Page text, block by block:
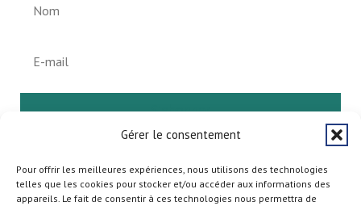
Gérer le consentement
Pour offrir les meilleures expériences, nous utilisons des technologies
telles que les cookies pour stocker et/ou accéder aux informations des
appareils. Le fait de consentir à ces technologies nous permettra de
S'abonner